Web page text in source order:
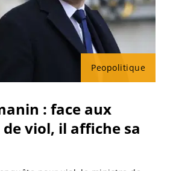
Peopolitique
: face aux
viol, il affiche sa